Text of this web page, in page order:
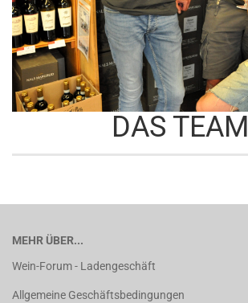
DAS TEAM
MEHR ÜBER...
Wein-Forum - Ladengeschäft
Allgemeine Geschäftsbedingungen